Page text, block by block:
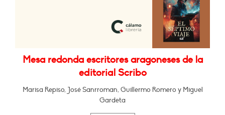
Mesa redonda escritores aragoneses de la
editorial Scribo
Marisa Repiso, José Sanrroman, Guillermo Romero y Miguel
Gardeta